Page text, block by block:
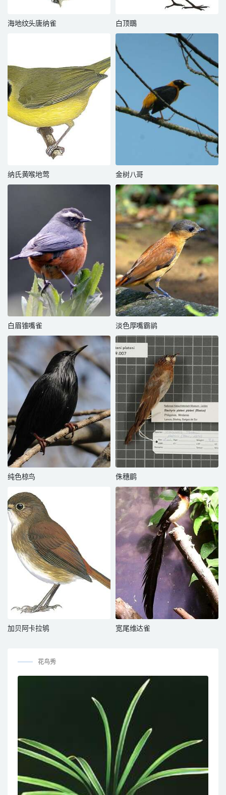
海地纹头唐纳雀 白顶䳭
纳氏黄喉地莺 金树八哥
白眉锥嘴雀 淡色厚嘴霸鹟
纯色椋鸟 侏穗鹛
加贝阿卡拉鸲 宽尾维达雀
花鸟秀